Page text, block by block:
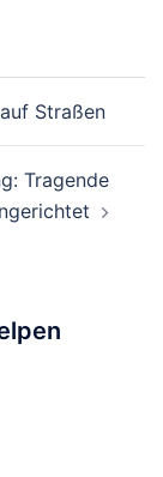
Straßen
Tragende